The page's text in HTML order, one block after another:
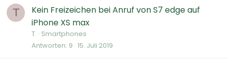
T
Kein Freizeichen bei Anruf von S7 edge auf
iPhone XS max
T. Smartphones
Antworten 9 15. Juli 2019